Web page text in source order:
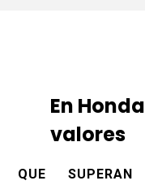
En
valores
QUE